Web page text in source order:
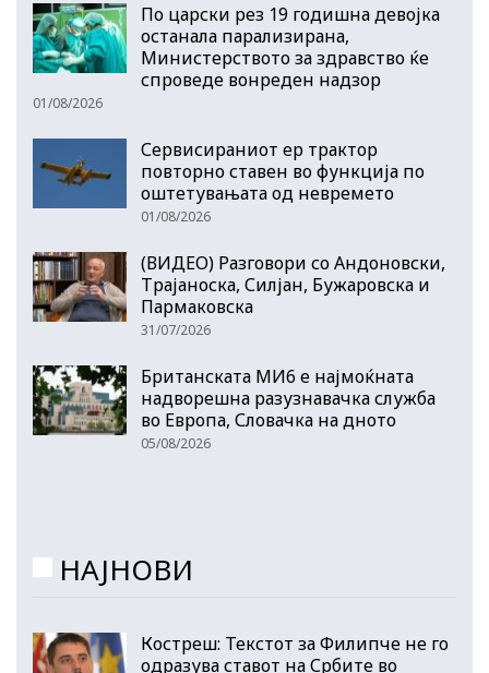
По царски рез 19 годишна девојка
останала парализирана,
Министерството за здравство ќе
спроведе вонреден надзор
01/08/2026
Сервисираниот ер трактор
повторно ставен во функција по
оштетувањата од невремето
01/08/2026
(ВИДЕО) Разговори со Андоновски,
Трајаноска, Силјан, Бужаровска и
Пармаковска
31/07/2026
Британската МИ6 е најмоќната
надворешна разузнавачка служба
во Европа, Словачка на дното
05/08/2026
НАЈНОВИ
Костреш: Текстот за Филипче не го
одразува ставот на Србите во